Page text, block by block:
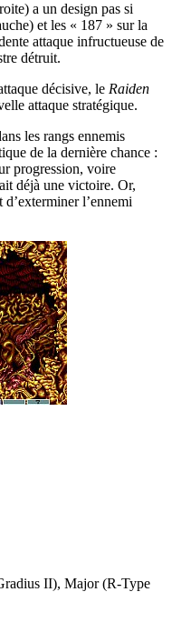
a un design pas si
et les « 187 » sur la
attaque infructueuse de
détruit.
décisive, le Raiden
attaque stratégique.
les rangs ennemis
de la dernière chance :
progression, voire
déjà une victoire. Or,
l’ennemi
II), Major (R-Type